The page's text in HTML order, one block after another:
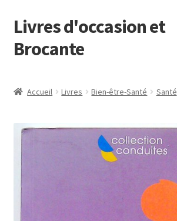
Aller
à
la
Aller
au
contenu
Livres d'occasion et
Brocante
Accueil Livres Bien-être-Santé Santé